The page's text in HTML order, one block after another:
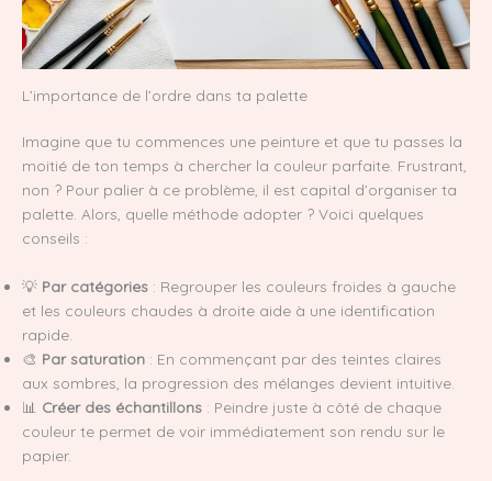
L’importance de l’ordre dans ta palette
Imagine que tu commences une peinture et que tu passes la
moitié de ton temps à chercher la couleur parfaite. Frustrant,
non ? Pour palier à ce problème, il est capital d’organiser ta
palette. Alors, quelle méthode adopter ? Voici quelques
conseils :
💡 Par catégories : Regrouper les couleurs froides à gauche
et les couleurs chaudes à droite aide à une identification
rapide.
🎨 Par saturation : En commençant par des teintes claires
aux sombres, la progression des mélanges devient intuitive.
📊 Créer des échantillons : Peindre juste à côté de chaque
couleur te permet de voir immédiatement son rendu sur le
papier.